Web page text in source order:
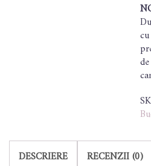
DESCRIERE RECENZII (0)